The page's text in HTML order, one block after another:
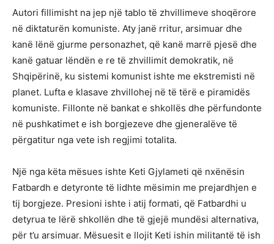
Autori fillimisht na jep një tablo të zhvillimeve shoqërore
në diktaturën komuniste. Aty janë rritur, arsimuar dhe
kanë lënë gjurme personazhet, që kanë marrë pjesë dhe
kanë gatuar lëndën e re të zhvillimit demokratik, në
Shqipërinë, ku sistemi komunist ishte me ekstremisti në
planet. Lufta e klasave zhvillohej në të tërë e piramidës
komuniste. Fillonte në bankat e shkollës dhe përfundonte
në pushkatimet e ish borgjezeve dhe gjeneralëve të
përgatitur nga vete ish regjimi totalita.
Një nga këta mësues ishte Keti Gjylameti që nxënësin
Fatbardh e detyronte të lidhte mësimin me prejardhjen e
tij borgjeze. Presioni ishte i atij formati, që Fatbardhi u
detyrua te lërë shkollën dhe të gjejë mundësi alternativa,
për t’u arsimuar. Mësuesit e llojit Keti ishin militantë të ish